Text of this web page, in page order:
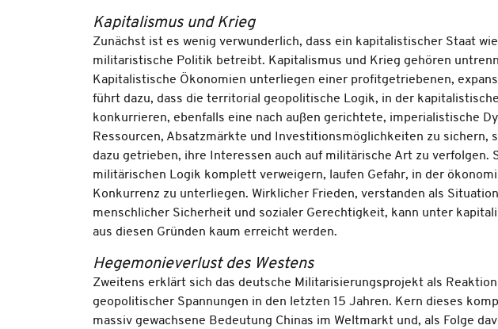
Kapitalismus und Krieg
Zunächst ist es wenig verwunderlich, dass ein kapitalistischer Staat
militaristische Politik betreibt. Kapitalismus und Krieg gehören
Kapitalistische Ökonomien unterliegen einer profitgetriebenen,
führt dazu, dass die territorial geopolitische Logik, in der
konkurrieren, ebenfalls eine nach außen gerichtete, imperialistische
Ressourcen, Absatzmärkte und Investitionsmöglichkeiten zu sichern,
dazu getrieben, ihre Interessen auch auf militärische Art zu verfolgen.
militärischen Logik komplett verweigern, laufen Gefahr, in der
Konkurrenz zu unterliegen. Wirklicher Frieden, verstanden als
menschlicher Sicherheit und sozialer Gerechtigkeit, kann unter
aus diesen Gründen kaum erreicht werden.
Hegemonieverlust des Westens
Zweitens erklärt sich das deutsche Militarisierungsprojekt als
geopolitischer Spannungen in den letzten 15 Jahren. Kern dieses
massiv gewachsene Bedeutung Chinas im Weltmarkt und, als Folge